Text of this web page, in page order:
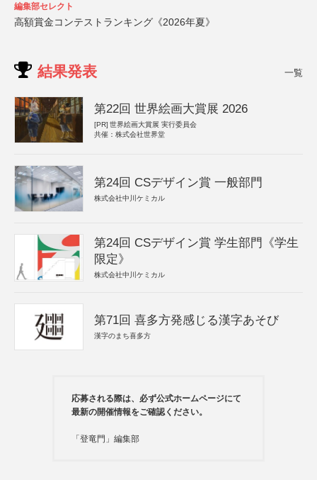
編集部セレクト
高額賞金コンテストランキング《2026年夏》
結果発表 一覧
第22回 世界絵画大賞展 2026
[PR] 世界絵画大賞展 実行委員会
共催：株式会社世界堂
第24回 CSデザイン賞 一般部門
株式会社中川ケミカル
第24回 CSデザイン賞 学生部門《学生
限定》
株式会社中川ケミカル
第71回 喜多方発感じる漢字あそび
漢字のまち喜多方
応募される際は、必ず公式ホームページにて
最新の開催情報をご確認ください。
「登竜門」編集部